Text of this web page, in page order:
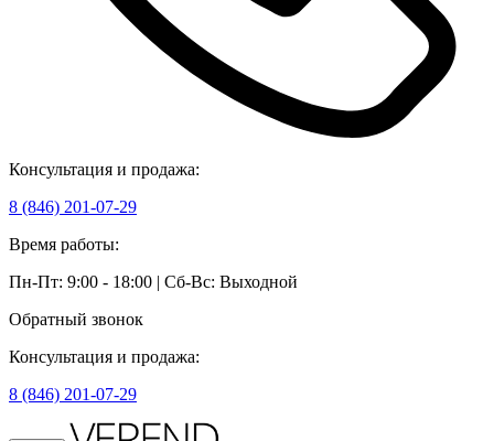
Консультация и продажа:
8 (846) 201-07-29
Время работы:
Пн-Пт: 9:00 - 18:00 | Сб-Вс: Выходной
Обратный звонок
Консультация и продажа:
8 (846) 201-07-29